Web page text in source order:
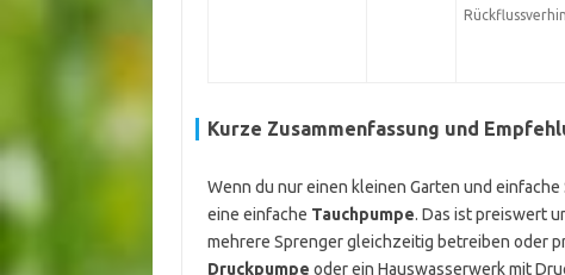
Kurze Zusammenfassung und
Wenn du nur einen kleinen Garten und
eine einfache Tauchpumpe. Das ist preiswert
mehrere Sprenger gleichzeitig betreiben oder
Druckpumpe oder ein Hauswasserwerk mit